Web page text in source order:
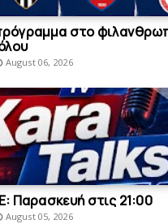
στο
August 06, 2026
Παρασκευή στις 21:00
August 05, 2026